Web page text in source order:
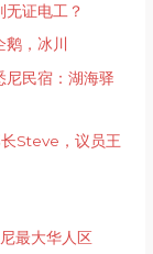
证电工？
，冰川
尼民宿：湖海驿
Steve，议员王
最大华人区